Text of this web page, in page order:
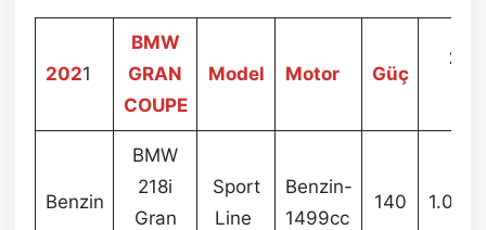
2021
BMW
GRAN
COUPE
Model Motor Güç
Benzin
BMW
218i
Gran
Sport
Line
Benzin-
1499cc
140